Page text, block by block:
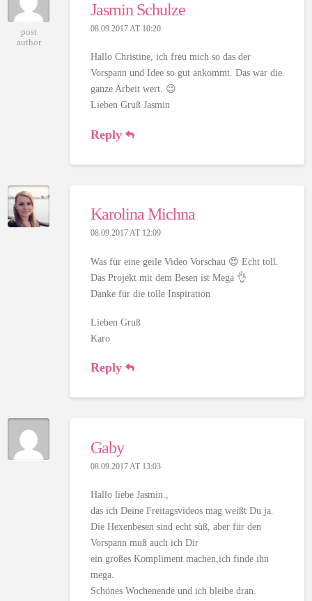
post
author
Jasmin Schulze
08.09.2017 AT 10:20
Hallo Christine, ich freu mich so das der
Vorspann und Idee so gut ankommt. Das war die
ganze Arbeit wert. 😉
Lieben Gruß Jasmin
Reply
Karolina Michna
08.09.2017 AT 12:09
Was für eine geile Video Vorschau 😍 Echt toll.
Das Projekt mit dem Besen ist Mega 👌
Danke für die tolle Inspiration
Lieben Gruß
Karo
Reply
Gaby
08.09.2017 AT 13:03
Hallo liebe Jasmin.,
das ich Deine Freitagsvideos mag weißt Du ja.
Die Hexenbesen sind echt süß, aber für den
Vorspann muß auch ich Dir
ein großes Kompliment machen,ich finde ihn
mega.
Schönes Wochenende und ich bleibe dran.